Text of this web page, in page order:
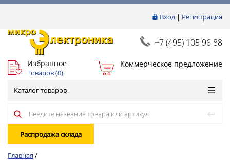
Вход| Регистрация
+7 (495) 105 96 88
Избранное
Товаров (0)
Коммерческое предложение
Каталог товаров
Распродажа склада
Главная /